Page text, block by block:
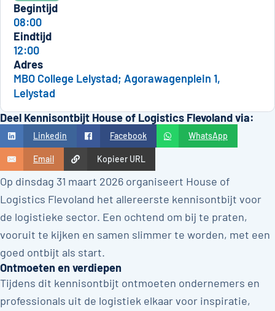
Begintijd
08:00
Eindtijd
12:00
Adres
MBO College Lelystad; Agorawagenplein 1,
Lelystad
Deel Kennisontbijt House of Logistics Flevoland via:
Linkedin Facebook WhatsApp
Email Kopieer URL
Op dinsdag 31 maart 2026 organiseert House of
Logistics Flevoland het allereerste kennisontbijt voor
de logistieke sector. Een ochtend om bij te praten,
vooruit te kijken en samen slimmer te worden, met een
goed ontbijt als start.
Ontmoeten en verdiepen
Tijdens dit kennisontbijt ontmoeten ondernemers en
professionals uit de logistiek elkaar voor inspiratie,